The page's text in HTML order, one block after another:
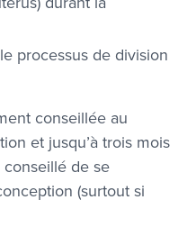
processus de division
conseillée au
et jusqu’à trois mois
conseillé de se
(surtout si